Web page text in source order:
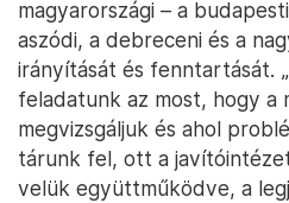
magyarországi – a
aszódi, a debreceni és a
irányítását és fenntartását.
feladatunk az most, hogy
megvizsgáljuk és ahol
tárunk fel, ott a
velük együttműködve, a